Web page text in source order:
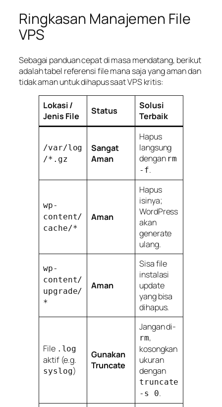
Ringkasan Manajemen File
VPS
Sebagai panduan cepat di masa mendatang, berikut
adalah tabel referensi file mana saja yang aman dan
tidak aman untuk dihapus saat VPS kritis:
Lokasi /
Jenis File
Status
Solusi
Terbaik
/var/log
/*.gz
Sangat
Aman
Hapus
langsung
dengan rm
-f.
wp-
content/
cache/*
Aman
Hapus
isinya;
WordPress
akan
generate
ulang.
wp-
content/
upgrade/
*
Aman
Sisa file
instalasi
update
yang bisa
dihapus.
File .log
aktif (e.g.
syslog)
Gunakan
Truncate
Jangan di-
rm,
kosongkan
ukuran
dengan
truncate
-s 0.